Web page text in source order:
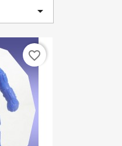

favorite_border